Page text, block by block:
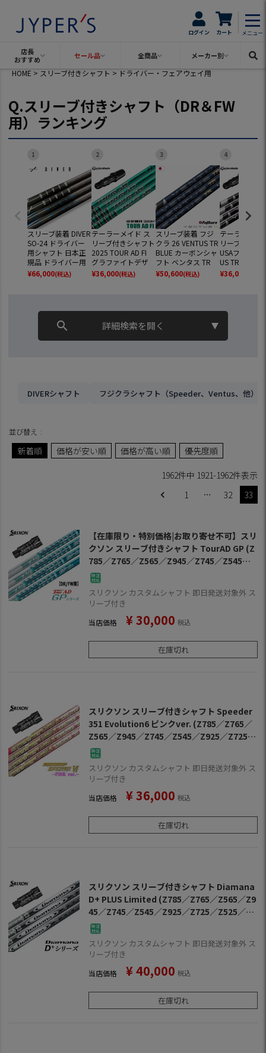
ログイン カート メニュー
店長
おすすめ
セール品 全商品 メーカー別
HOME スリーブ付きシャフト ドライバー・フェアウェイ用
Q.スリーブ付きシャフト（DR＆FW
用）ランキング
1
スリーブ装着 DIVER
SO-24 ドライバー
用シャフト 日本正
規品 ドライバー用
スリーブ付きシャフ
ト コヤマカズヒロ
¥66,000(税込)
2
テーラーメイド ス
リーブ付きシャフト
2025 TOUR AD FI
グラファイトデザ
イン ツアーAD FI 日
本正規品 ゴルフ シ
GLOIRE／M6～M1
¥36,000(税込)
3
スリーブ装着 フジ
クラ 26 VENTUS TR
BLUE カーボンシャ
フト ベンタス TR
ブルー 2026年モデ
ル ベロコアプラス
イ用 シャフト スリ
【単品購入不可】
¥50,600(税込)
4
テーラーメイ
リーブ付きシ
USAフジクラ
US TR BLACK
OCORE搭載]
LTH／SIM2／
¥36,000
search 詳細検索を開く
Ｑ．在庫なし商品の表示
Ｑ．価格帯（税別）
円〜 円
検索
DIVERシャフト フジクラシャフト（Speeder、Ventus、他）
並び替え
新着順 価格が安い順 価格が高い順 優先度順
1962件中 1921-1962件表示
1
… 32 33
【在庫限り・特別価格|お取り寄せ不可】スリ
クソン スリーブ付きシャフト TourAD GP (Z
785／Z765／Z565／Z945／Z745／Z545／Z
925／Z725／Z525／ZF45)
スリクソン カスタムシャフト 即日発送対象外 ス
リーブ付き
当店価格 ¥30,000 税込
在庫切れ
スリクソン スリーブ付きシャフト Speeder
351 Evolution6 ピンクver. (Z785／Z765／
Z565／Z945／Z745／Z545／Z925／Z725／
Z525／ZF45)
スリクソン カスタムシャフト 即日発送対象外 ス
リーブ付き
当店価格 ¥36,000 税込
在庫切れ
スリクソン スリーブ付きシャフト Diamana
D+ PLUS Limited (Z785／Z765／Z565／Z9
45／Z745／Z545／Z925／Z725／Z525／ZF
45)
スリクソン カスタムシャフト 即日発送対象外 ス
リーブ付き
当店価格 ¥40,000 税込
在庫切れ